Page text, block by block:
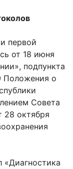
первой
от 18 июня
подпункта
Положения о
Совета
28 октября
«Диагностика